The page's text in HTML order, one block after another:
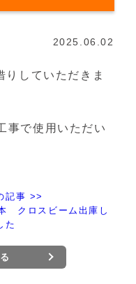
2025.06.02
していただきま
事で使用いただい
記事 >>
クロスビーム出庫し
た